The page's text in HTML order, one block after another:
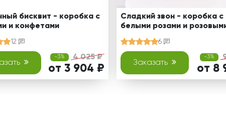
бисквит - коробка с
и конфетами
12
-3% 4 025 ₽
от 3 904 ₽
Сладкий звон - коробка с
белыми розами и
6
Заказать
-3%
от 8